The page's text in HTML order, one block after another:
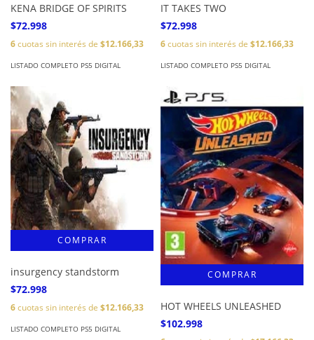
KENA BRIDGE OF SPIRITS
$72.998
6cuotas sin interés de $12.166,33
LISTADO COMPLETO PS5 DIGITAL
IT TAKES TWO
$72.998
6cuotas sin interés de $12.166,33
LISTADO COMPLETO PS5 DIGITAL
insurgency standstorm
$72.998
6cuotas sin interés de $12.166,33
LISTADO COMPLETO PS5 DIGITAL
HOT WHEELS UNLEASHED
$102.998